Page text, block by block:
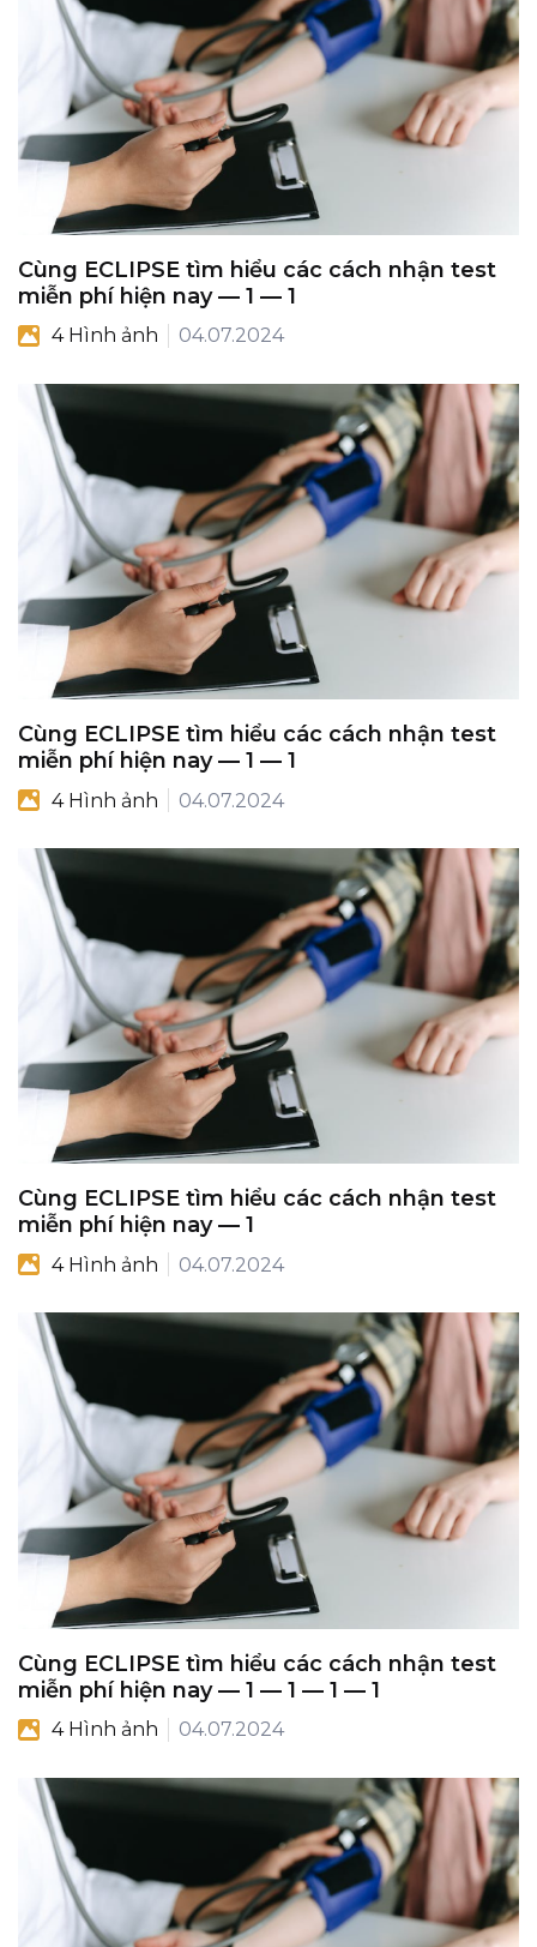
Cùng ECLIPSE tìm hiểu các cách nhận test
miễn phí hiện nay — 1 — 1
4 Hình ảnh 04.07.2024
Cùng ECLIPSE tìm hiểu các cách nhận test
miễn phí hiện nay — 1 — 1
4 Hình ảnh 04.07.2024
Cùng ECLIPSE tìm hiểu các cách nhận test
miễn phí hiện nay — 1
4 Hình ảnh 04.07.2024
Cùng ECLIPSE tìm hiểu các cách nhận test
miễn phí hiện nay — 1 — 1 — 1 — 1
4 Hình ảnh 04.07.2024